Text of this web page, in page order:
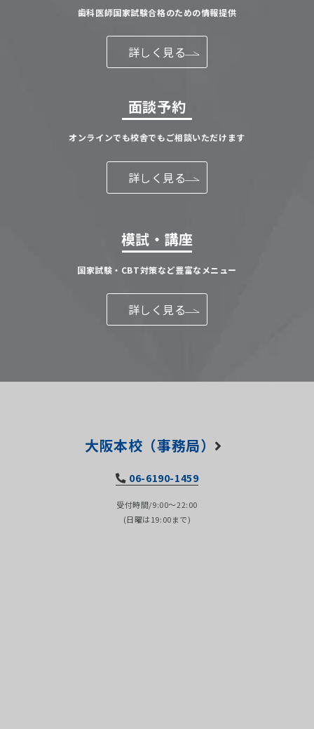
歯科医師国家試験合格のための情報提供
詳しく見る
面談予約
オンラインでも校舎でもご相談いただけます
詳しく見る
模試・講座
国家試験・CBT対策など豊富なメニュー
詳しく見る
大阪本校（事務局）
06-6190-1459
受付時間/9:00～22:00
(日曜は19:00まで)